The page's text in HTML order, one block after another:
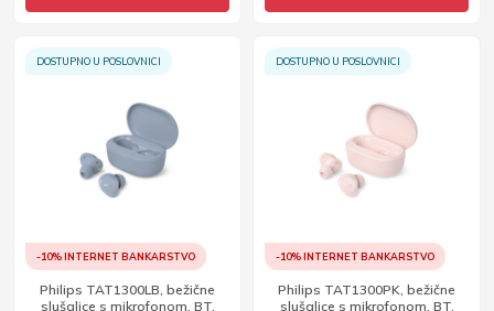
DOSTUPNO U POSLOVNICI
-10% INTERNET BANKARSTVO
Philips TAT1300LB, bežične
slušalice s mikrofonom, BT,
DOSTUPNO U POSLOVNICI
-10% INTERNET BANKARSTVO
Philips TAT1300PK, bežične
slušalice s mikrofonom, BT,